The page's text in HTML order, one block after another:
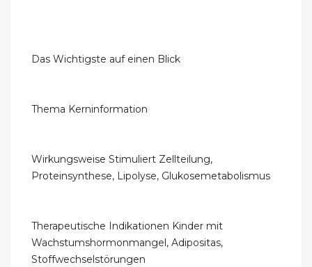
Das Wichtigste auf einen Blick
Thema Kerninformation
Wirkungsweise Stimuliert Zellteilung,
Proteinsynthese, Lipolyse, Glukosemetabolismus
Therapeutische Indikationen Kinder mit
Wachstumshormonmangel, Adipositas,
Stoffwechselstörungen